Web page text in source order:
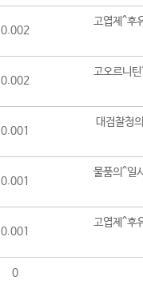
0.002
고엽제^후
0.002
고오르니
0.001
대검찰청
0.001
물품의^일
0.001
고엽제^후
0